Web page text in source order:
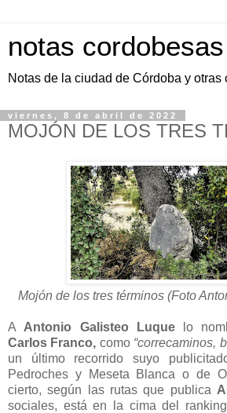
notas cordobesas
Notas de la ciudad de Córdoba y otras
viernes, 8 de abril de 2022
MOJÓN DE LOS TRES
Mojón de los tres términos (Foto
A Antonio Galisteo Luquelo
Carlos Franco, como “correcaminos,
un último recorrido suyo
Pedroches y Meseta Blanca o de
cierto, según las rutas que publica
sociales, está en la cima del